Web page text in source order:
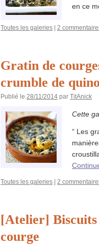
en ce
Toutes les galeries 2
Gratin de
crumble de
Publié le 28/11/2014 par TitAnick
Cette
“ Les
Toutes les galeries 2
[Atelier] Biscuits
courge